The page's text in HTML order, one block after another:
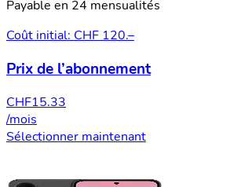
Payable en 24 mensualités
Coût initial: CHF 120.–
Prix de l’abonnement
CHF15.33
/mois
Sélectionner maintenant